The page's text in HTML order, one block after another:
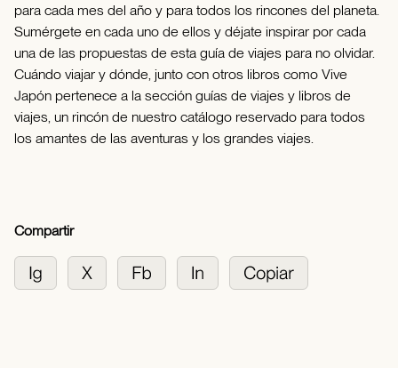
para cada mes del año y para todos los rincones del planeta.
Sumérgete en cada uno de ellos y déjate inspirar por cada
una de las propuestas de esta guía de viajes para no olvidar.
Cuándo viajar y dónde, junto con otros libros como Vive
Japón pertenece a la sección guías de viajes y libros de
viajes, un rincón de nuestro catálogo reservado para todos
los amantes de las aventuras y los grandes viajes.
Compartir